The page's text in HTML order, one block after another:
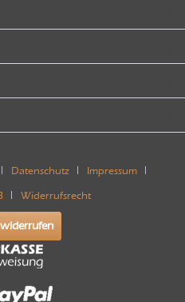
Datenschutz Impressum
Widerrufsrecht